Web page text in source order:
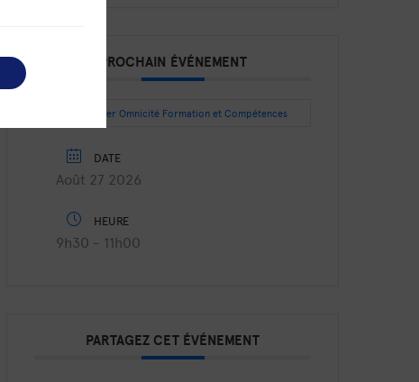
PROCHAIN ÉVÉNEMENT
Intégrer Omnicité Formation et Compétences
DATE
Août 27 2026
HEURE
9h30 - 11h00
PARTAGEZ CET ÉVÉNEMENT